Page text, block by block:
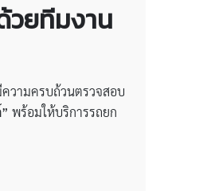
วยทีมงาน
ความครบถ้วนตรวจสอบ
พร้อมให้บริการรถยก